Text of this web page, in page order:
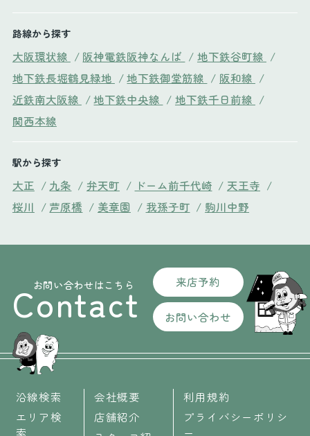
路線から探す
大阪環状線 / 阪神電鉄阪神なんば / 地下鉄谷町線 /
地下鉄長堀鶴見緑地 / 地下鉄御堂筋線 / 阪和線 /
近鉄南大阪線 / 地下鉄中央線 / 地下鉄千日前線 /
関西本線
駅から探す
大正 / 九条 / 弁天町 / ドーム前千代崎 / 天王寺 /
桜川 / 芦原橋 / 美章園 / 我孫子町 / 駒川中野
お問い合わせはこちら
Contact 来店予約
お問い合わせ
沿線検索
エリア検
索
会社概要
店舗紹介
利用規約
プライバシーポリシ
ー